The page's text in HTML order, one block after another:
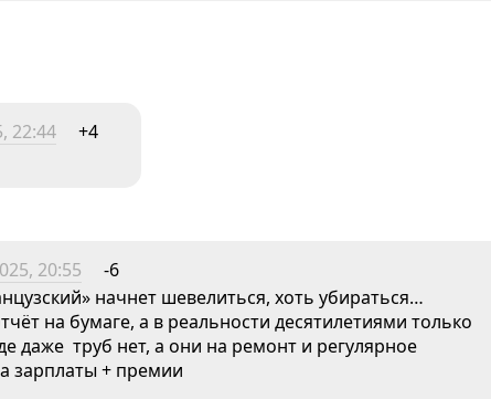
22:44
+4
20:55
-6
начнет шевелиться, хоть убираться…
на бумаге, а в реальности десятилетиями только
даже труб нет, а они на ремонт и регулярное
зарплаты + премии